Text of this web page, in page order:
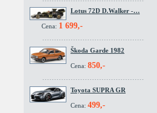
Lotus 72D D.Walker -…
Cena: 1 699,-
Škoda Garde 1982
Cena: 850,-
Toyota SUPRA GR
Cena: 499,-